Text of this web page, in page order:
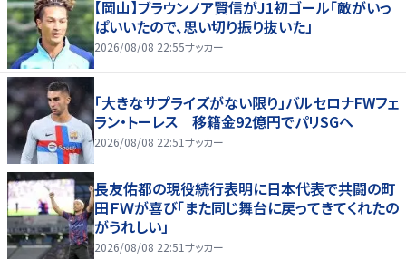
【岡山】ブラウンノア賢信がJ1初ゴール「敵がいっ
ぱいいたので、思い切り振り抜いた」
2026/08/08 22:55サッカー
「大きなサプライズがない限り」バルセロナFWフェ
ラン・トーレス 移籍金92億円でパリSGへ
2026/08/08 22:51サッカー
長友佑都の現役続行表明に日本代表で共闘の町
田ＦＷが喜び「また同じ舞台に戻ってきてくれたの
がうれしい」
2026/08/08 22:51サッカー